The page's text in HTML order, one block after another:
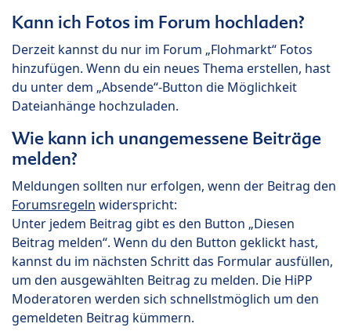
Kann ich Fotos im Forum hochladen?
Derzeit kannst du nur im Forum „Flohmarkt“ Fotos
hinzufügen. Wenn du ein neues Thema erstellen, hast
du unter dem „Absende“-Button die Möglichkeit
Dateianhänge hochzuladen.
Wie kann ich unangemessene Beiträge
melden?
Meldungen sollten nur erfolgen, wenn der Beitrag den
Forumsregeln widerspricht:
Unter jedem Beitrag gibt es den Button „Diesen
Beitrag melden“. Wenn du den Button geklickt hast,
kannst du im nächsten Schritt das Formular ausfüllen,
um den ausgewählten Beitrag zu melden. Die HiPP
Moderatoren werden sich schnellstmöglich um den
gemeldeten Beitrag kümmern.